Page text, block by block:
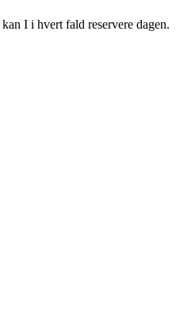
I i hvert fald reservere dagen.